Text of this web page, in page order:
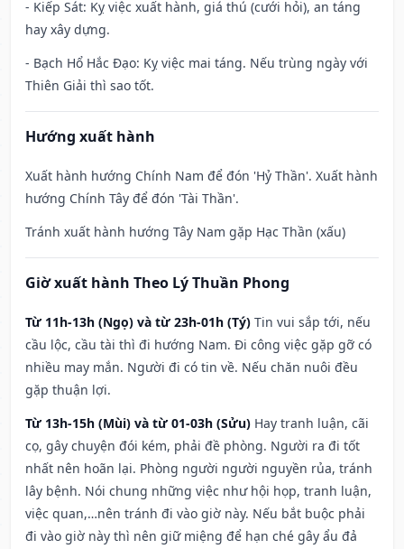
- Kiếp Sát: Kỵ việc xuất hành, giá thú (cưới hỏi), an táng
hay xây dựng.
- Bạch Hổ Hắc Đạo: Kỵ việc mai táng. Nếu trùng ngày với
Thiên Giải thì sao tốt.
Hướng xuất hành
Xuất hành hướng Chính Nam để đón 'Hỷ Thần'. Xuất hành
hướng Chính Tây để đón 'Tài Thần'.
Tránh xuất hành hướng Tây Nam gặp Hạc Thần (xấu)
Giờ xuất hành Theo Lý Thuần Phong
Từ 11h-13h (Ngọ) và từ 23h-01h (Tý) Tin vui sắp tới, nếu
cầu lộc, cầu tài thì đi hướng Nam. Đi công việc gặp gỡ có
nhiều may mắn. Người đi có tin về. Nếu chăn nuôi đều
gặp thuận lợi.
Từ 13h-15h (Mùi) và từ 01-03h (Sửu) Hay tranh luận, cãi
cọ, gây chuyện đói kém, phải đề phòng. Người ra đi tốt
nhất nên hoãn lại. Phòng người người nguyền rủa, tránh
lây bệnh. Nói chung những việc như hội họp, tranh luận,
việc quan,…nên tránh đi vào giờ này. Nếu bắt buộc phải
đi vào giờ này thì nên giữ miệng để hạn ché gây ẩu đả